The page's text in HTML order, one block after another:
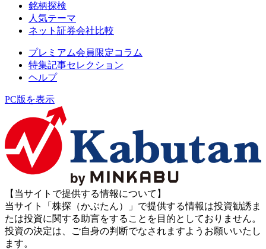
銘柄探検
人気テーマ
ネット証券会社比較
プレミアム会員限定コラム
特集記事セレクション
ヘルプ
PC版を表示
【当サイトで提供する情報について】
当サイト「株探（かぶたん）」で提供する情報は投資勧誘ま
たは投資に関する助言をすることを目的としておりません。
投資の決定は、ご自身の判断でなされますようお願いいたし
ます。